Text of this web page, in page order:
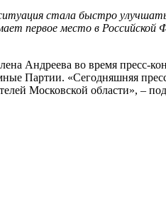
стала быстро
первое место в
Андреева во время пресс-
Партии. «Сегодняшняя
Московской области», –